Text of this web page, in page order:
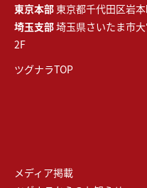
東京本部 東京都千代田区岩
埼玉支部埼玉県さいたま市
2F
ツグナラTOP
メディア掲載